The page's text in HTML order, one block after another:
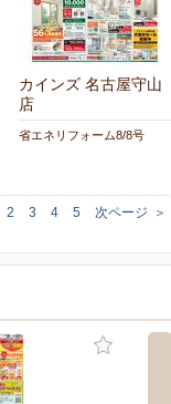
カインズ 名古屋守山
店
省エネリフォーム8/8号
2 3 4 5 次ページ ＞